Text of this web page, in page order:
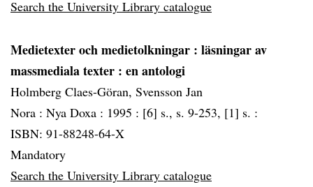
Search the University Library catalogue
Medietexter och medietolkningar : läsningar av
massmediala texter : en antologi
Holmberg Claes-Göran, Svensson Jan
Nora : Nya Doxa : 1995 : [6] s., s. 9-253, [1] s. :
ISBN: 91-88248-64-X
Mandatory
Search the University Library catalogue